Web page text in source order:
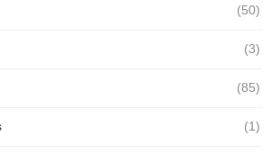
(50)
(3)
(85)
(1)